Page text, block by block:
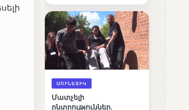
դիտորդական
առաքելության
արդյունքները
ՄՈՒՆԵՏԻԿ
Մատչելի
ընտրություններ.